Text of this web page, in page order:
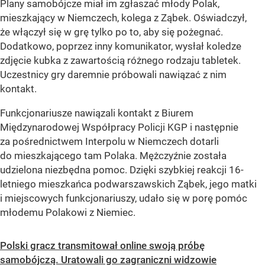
Plany samobójcze miał im zgłaszać młody Polak,
mieszkający w Niemczech, kolega z Ząbek. Oświadczył,
że włączył się w grę tylko po to, aby się pożegnać.
Dodatkowo, poprzez inny komunikator, wysłał koledze
zdjęcie kubka z zawartością różnego rodzaju tabletek.
Uczestnicy gry daremnie próbowali nawiązać z nim
kontakt.
Funkcjonariusze nawiązali kontakt z Biurem
Międzynarodowej Współpracy Policji KGP i następnie
za pośrednictwem Interpolu w Niemczech dotarli
do mieszkającego tam Polaka. Mężczyźnie została
udzielona niezbędna pomoc. Dzięki szybkiej reakcji 16-
letniego mieszkańca podwarszawskich Ząbek, jego matki
i miejscowych funkcjonariuszy, udało się w porę pomóc
młodemu Polakowi z Niemiec.
Polski gracz transmitował online swoją próbę
samobójczą. Uratowali go zagraniczni widzowie